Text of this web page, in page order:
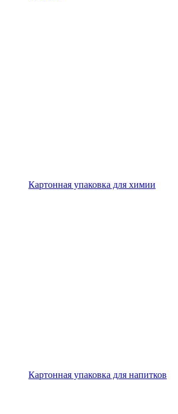
Картонная упаковка для химии
Картонная упаковка для напитков